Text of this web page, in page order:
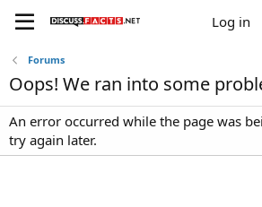
Log in
Forums
Oops! We ran into some
An error occurred while the page was
try again later.